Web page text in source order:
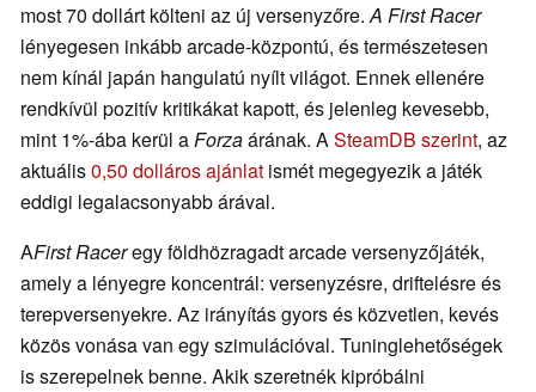
most 70 dollárt költeni az új versenyzőre.A First Racer
lényegesen inkább arcade-központú, és természetesen
nem kínál japán hangulatú nyílt világot. Ennek ellenére
rendkívül pozitív kritikákat kapott, és jelenleg kevesebb,
mint 1%-ába kerül aForzaárának. ASteamDB szerint, az
aktuális0,50 dolláros ajánlat ismét megegyezik a játék
eddigi legalacsonyabb árával.
AFirst Raceregy földhözragadt arcade versenyzőjáték,
amely a lényegre koncentrál: versenyzésre, driftelésre és
terepversenyekre. Az irányítás gyors és közvetlen, kevés
közös vonása van egy szimulációval. Tuninglehetőségek
is szerepelnek benne. Akik szeretnék kipróbálni